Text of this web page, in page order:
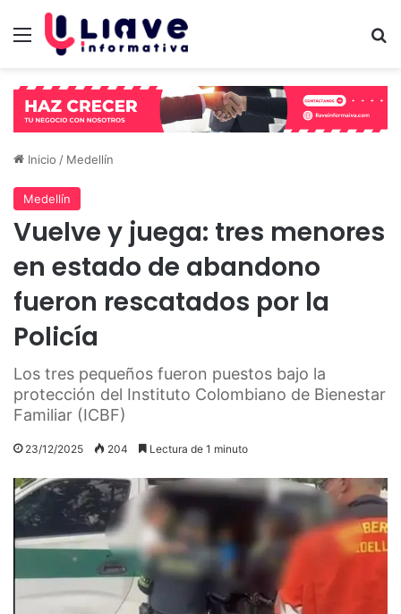
Menú
Inicio / Medellín
Medellín
Vuelve y juega: tres menores
en estado de abandono
fueron rescatados por la
Policía
Los tres pequeños fueron puestos bajo la
protección del Instituto Colombiano de Bienestar
Familiar (ICBF)
23/12/2025 204 Lectura de 1 minuto